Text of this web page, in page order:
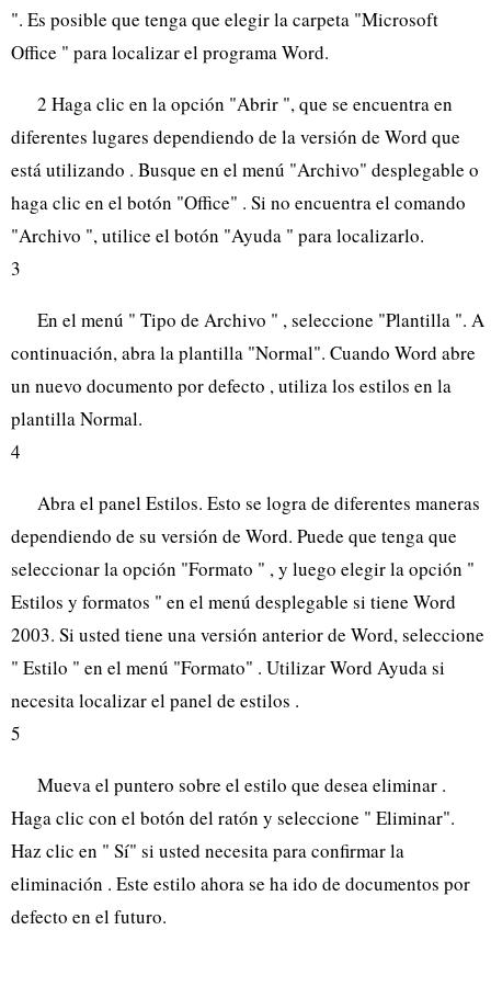
". Es posible que tenga que elegir la carpeta "Microsoft
Office " para localizar el programa Word.
2 Haga clic en la opción "Abrir ", que se encuentra en
diferentes lugares dependiendo de la versión de Word que
está utilizando . Busque en el menú "Archivo" desplegable o
haga clic en el botón "Office" . Si no encuentra el comando
"Archivo ", utilice el botón "Ayuda " para localizarlo.
3
En el menú " Tipo de Archivo " , seleccione "Plantilla ". A
continuación, abra la plantilla "Normal". Cuando Word abre
un nuevo documento por defecto , utiliza los estilos en la
plantilla Normal.
4
Abra el panel Estilos. Esto se logra de diferentes maneras
dependiendo de su versión de Word. Puede que tenga que
seleccionar la opción "Formato " , y luego elegir la opción "
Estilos y formatos " en el menú desplegable si tiene Word
2003. Si usted tiene una versión anterior de Word, seleccione
" Estilo " en el menú "Formato" . Utilizar Word Ayuda si
necesita localizar el panel de estilos .
5
Mueva el puntero sobre el estilo que desea eliminar .
Haga clic con el botón del ratón y seleccione " Eliminar".
Haz clic en " Sí" si usted necesita para confirmar la
eliminación . Este estilo ahora se ha ido de documentos por
defecto en el futuro.